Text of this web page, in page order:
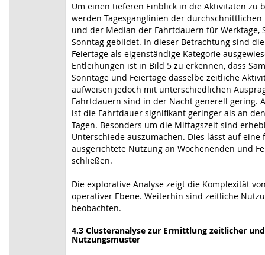
Um einen tieferen Einblick in die Aktivitäten zu
werden Tagesganglinien der durchschnittlichen
und der Median der Fahrtdauern für Werktage,
Sonntag gebildet. In dieser Betrachtung sind
Feiertage als eigenständige Kategorie
Entleihungen ist in Bild 5 zu erkennen, dass
Sonntage und Feiertage dasselbe zeitliche
aufweisen jedoch mit unterschiedlichen
Fahrtdauern sind in der Nacht generell gering.
ist die Fahrtdauer signifikant geringer als an
Tagen. Besonders um die Mittagszeit sind
Unterschiede auszumachen. Dies lässt auf eine
ausgerichtete Nutzung an Wochenenden und
schließen.
Die explorative Analyse zeigt die Komplexität
operativer Ebene. Weiterhin sind zeitliche
beobachten.
4.3 Clusteranalyse zur Ermittlung zeitlicher
Nutzungsmuster